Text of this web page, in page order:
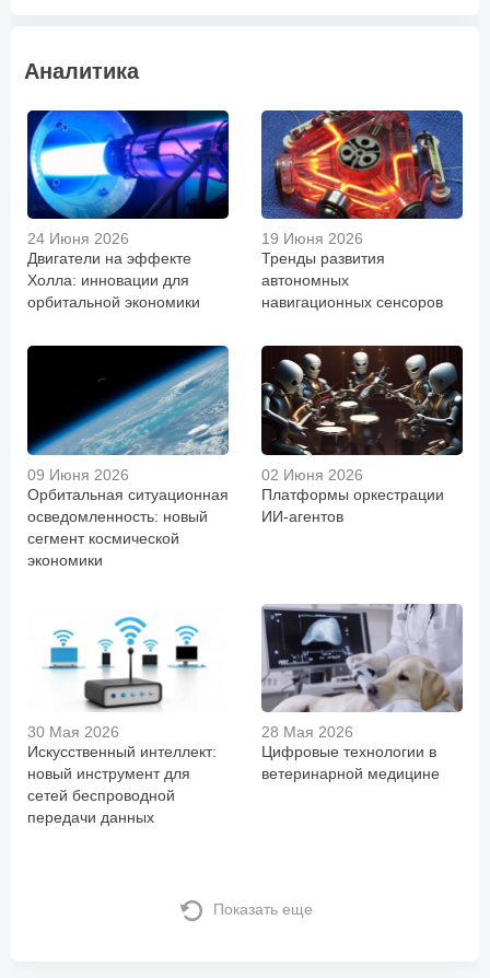
Аналитика
24 Июня 2026
Двигатели на эффекте
Холла: инновации для
орбитальной экономики
19 Июня 2026
Тренды развития
автономных
навигационных сенсоров
09 Июня 2026
Орбитальная ситуационная
осведомленность: новый
сегмент космической
экономики
02 Июня 2026
Платформы оркестрации
ИИ-агентов
30 Мая 2026
Искусственный интеллект:
новый инструмент для
сетей беспроводной
передачи данных
28 Мая 2026
Цифровые технологии в
ветеринарной медицине
Показать еще